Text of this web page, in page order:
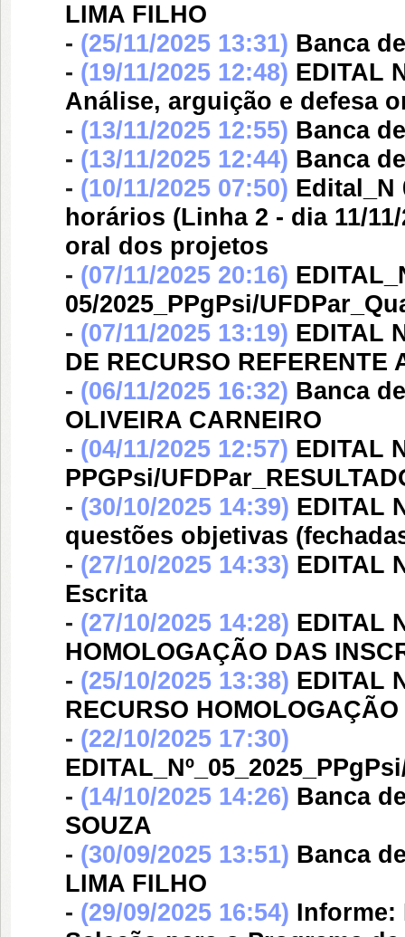
LIMA FILHO
- (25/11/2025 13:31) Banca
- (19/11/2025 12:48) EDITAL
Análise, arguição e defesa
- (13/11/2025 12:55) Banca
- (13/11/2025 12:44) Banca
- (10/11/2025 07:50) Edital_N
horários (Linha 2 - dia 11/
oral dos projetos
- (07/11/2025 20:16)
05/2025_PPgPsi/
- (07/11/2025 13:19) EDITAL
DE RECURSO REFERENTE
- (06/11/2025 16:32) Banca
OLIVEIRA CARNEIRO
- (04/11/2025 12:57) EDITAL
PPGPsi/
- (30/10/2025 14:39) EDITAL
questões objetivas
- (27/10/2025 14:33) EDITAL
Escrita
- (27/10/2025 14:28) EDITAL
HOMOLOGAÇÃO DAS
- (25/10/2025 13:38) EDITAL
RECURSO
- (22/10/2025 17:30)
- (14/10/2025 14:26) Banca
SOUZA
- (30/09/2025 13:51) Banca
LIMA FILHO
- (29/09/2025 16:54) Informe: